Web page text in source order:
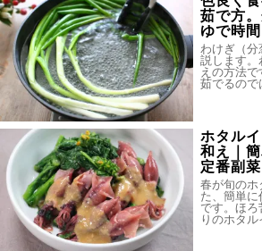
茹で方
ゆで時間
わけぎ（
説します。
えの方法
茹でるので
ホタル
和え｜
定番副菜
春が旬のホ
た、簡単
です。ほ
りのホタ